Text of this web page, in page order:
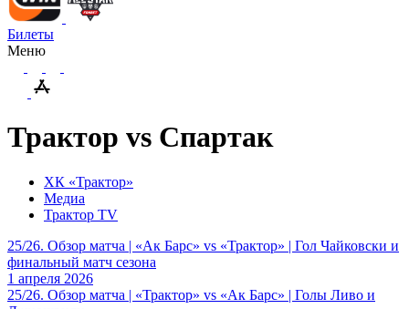
Билеты
Меню
Трактор vs Спартак
ХК «Трактор»
Медиа
Трактор TV
25/26. Обзор матча | «Ак Барс» vs «Трактор» | Гол Чайковски и
финальный матч сезона
1 апреля 2026
25/26. Обзор матча | «Трактор» vs «Ак Барс» | Голы Ливо и